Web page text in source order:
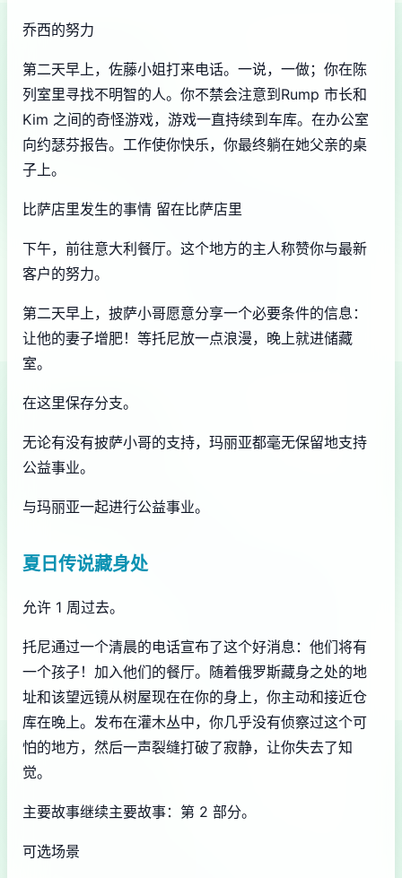
乔西的努力
第二天早上，佐藤小姐打来电话。一说，一做；你在陈
列室里寻找不明智的人。你不禁会注意到Rump 市长和
Kim 之间的奇怪游戏，游戏一直持续到车库。在办公室
向约瑟芬报告。工作使你快乐，你最终躺在她父亲的桌
子上。
比萨店里发生的事情 留在比萨店里
下午，前往意大利餐厅。这个地方的主人称赞你与最新
客户的努力。
第二天早上，披萨小哥愿意分享一个必要条件的信息：
让他的妻子增肥！等托尼放一点浪漫，晚上就进储藏
室。
在这里保存分支。
无论有没有披萨小哥的支持，玛丽亚都毫无保留地支持
公益事业。
与玛丽亚一起进行公益事业。
夏日传说藏身处
允许 1 周过去。
托尼通过一个清晨的电话宣布了这个好消息：他们将有
一个孩子！加入他们的餐厅。随着俄罗斯藏身之处的地
址和该望远镜从树屋现在在你的身上，你主动和接近仓
库在晚上。发布在灌木丛中，你几乎没有侦察过这个可
怕的地方，然后一声裂缝打破了寂静，让你失去了知
觉。
主要故事继续主要故事：第 2 部分。
可选场景